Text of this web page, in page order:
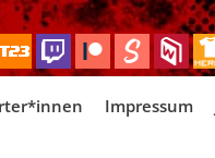
Impressum